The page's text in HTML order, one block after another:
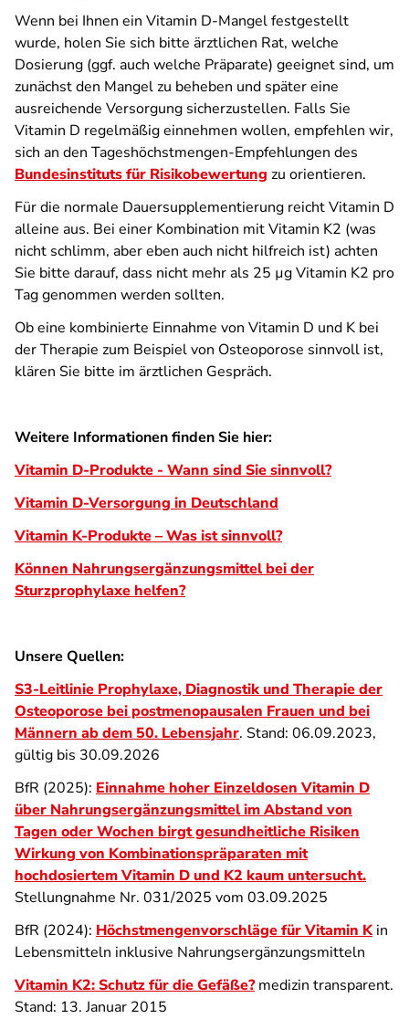
Wenn bei Ihnen ein Vitamin D-Mangel festgestellt
wurde, holen Sie sich bitte ärztlichen Rat, welche
Dosierung (ggf. auch welche Präparate) geeignet sind, um
zunächst den Mangel zu beheben und später eine
ausreichende Versorgung sicherzustellen. Falls Sie
Vitamin D regelmäßig einnehmen wollen, empfehlen wir,
sich an den Tageshöchstmengen-Empfehlungen des
Bundesinstituts für Risikobewertung zu orientieren.
Für die normale Dauersupplementierung reicht Vitamin D
alleine aus. Bei einer Kombination mit Vitamin K2 (was
nicht schlimm, aber eben auch nicht hilfreich ist) achten
Sie bitte darauf, dass nicht mehr als 25 µg Vitamin K2 pro
Tag genommen werden sollten.
Ob eine kombinierte Einnahme von Vitamin D und K bei
der Therapie zum Beispiel von Osteoporose sinnvoll ist,
klären Sie bitte im ärztlichen Gespräch.
Weitere Informationen finden Sie hier:
Vitamin D-Produkte - Wann sind Sie sinnvoll?
Vitamin D-Versorgung in Deutschland
Vitamin K-Produkte – Was ist sinnvoll?
Können Nahrungsergänzungsmittel bei der
Sturzprophylaxe helfen?
Unsere Quellen:
S3-Leitlinie Prophylaxe, Diagnostik und Therapie der
Osteoporose bei postmenopausalen Frauen und bei
Männern ab dem 50. Lebensjahr. Stand: 06.09.2023,
gültig bis 30.09.2026
BfR (2025): Einnahme hoher Einzeldosen Vitamin D
über Nahrungsergänzungsmittel im Abstand von
Tagen oder Wochen birgt gesundheitliche Risiken
Wirkung von Kombinationspräparaten mit
hochdosiertem Vitamin D und K2 kaum untersucht.
Stellungnahme Nr. 031/2025 vom 03.09.2025
BfR (2024): Höchstmengenvorschläge für Vitamin Kin
Lebensmitteln inklusive Nahrungsergänzungsmitteln
Vitamin K2: Schutz für die Gefäße?medizin transparent.
Stand: 13. Januar 2015